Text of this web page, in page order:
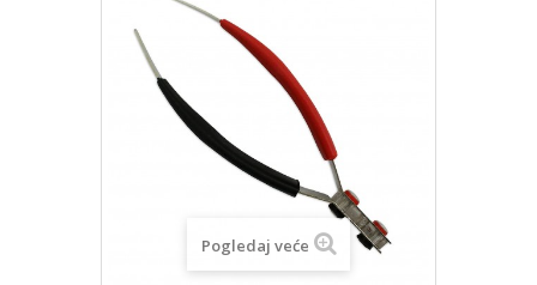
Pogledaj veće